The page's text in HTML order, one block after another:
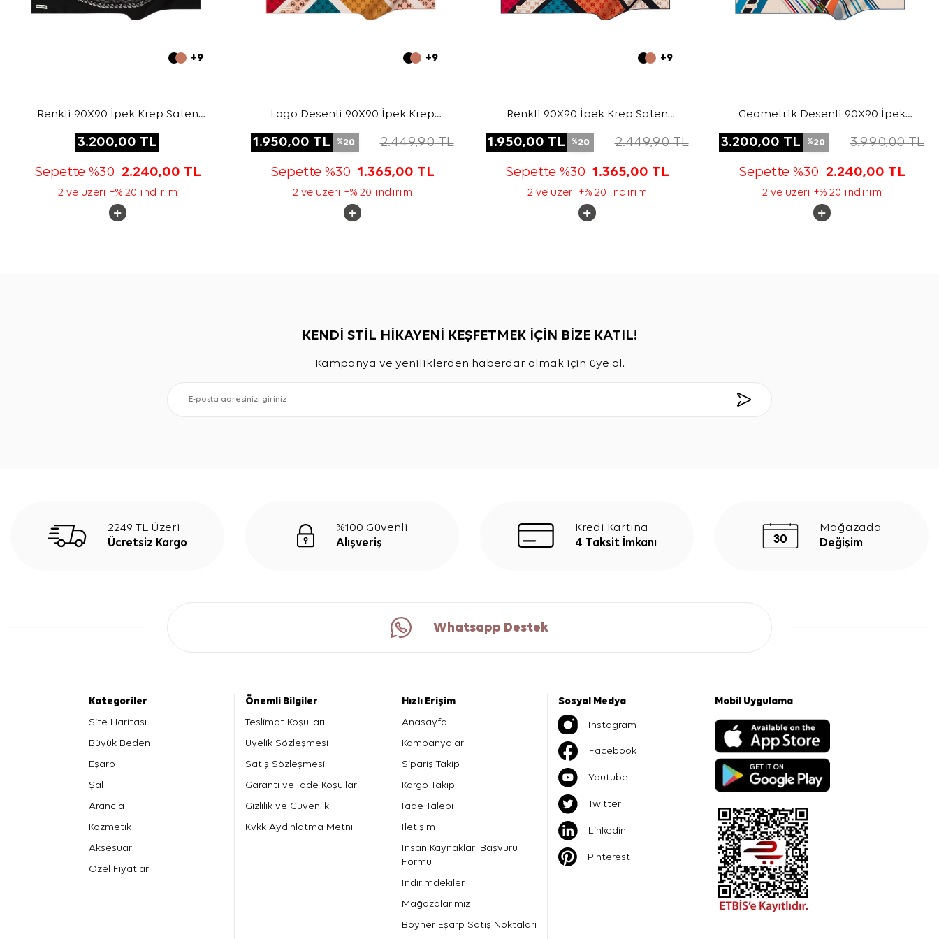
+9
Renkli 90X90 İpek Krep Saten
3.200,00 TL
Sepette %30 2.240,00 TL
2 ve üzeri +% 20 indirim
+9
Logo Desenli 90X90 İpek Krep
1.950,00 TL %20 2.449,90TL
Sepette %30 1.365,00 TL
2 ve üzeri +% 20 indirim
+9
Renkli 90X90 İpek Krep Saten
1.950,00 TL %20 2.449,90TL
Sepette %30 1.365,00 TL
2 ve üzeri +% 20 indirim
Geometrik Desenli 90X90 İpek
3.200,00 TL %20 3.990,00TL
Sepette %30 2.240,00 TL
2 ve üzeri +% 20 indirim
KENDİ STİL HİKAYENİ KEŞFETMEK İÇİN BİZE KATIL!
Kampanya ve yeniliklerden haberdar olmak için üye ol.
2249 TL Üzeri
Ücretsiz Kargo
%100 Güvenli
Alışveriş
Kredi Kartına
4 Taksit İmkanı
Mağazada
Değişim
Whatsapp Destek
Kategoriler
Site Haritası
Büyük Beden
Eşarp
Şal
Arancia
Kozmetik
Aksesuar
Özel Fiyatlar
Önemli Bilgiler
Teslimat Koşulları
Üyelik Sözleşmesi
Satış Sözleşmesi
Garanti ve İade Koşulları
Gizlilik ve Güvenlik
Kvkk Aydınlatma Metni
Hızlı Erişim
Anasayfa
Kampanyalar
Sipariş Takip
Kargo Takip
İade Talebi
İletişim
İnsan Kaynakları Başvuru
Formu
İndirimdekiler
Mağazalarımız
Boyner Eşarp Satış Noktaları
Sosyal Medya
İnstagram
Facebook
Youtube
Twitter
Linkedin
Pinterest
Mobil Uygulama